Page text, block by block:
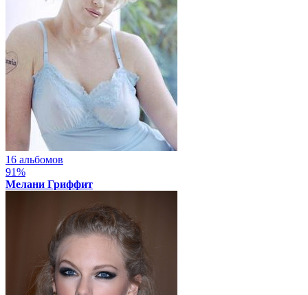
16 альбомов
91%
Мелани Гриффит